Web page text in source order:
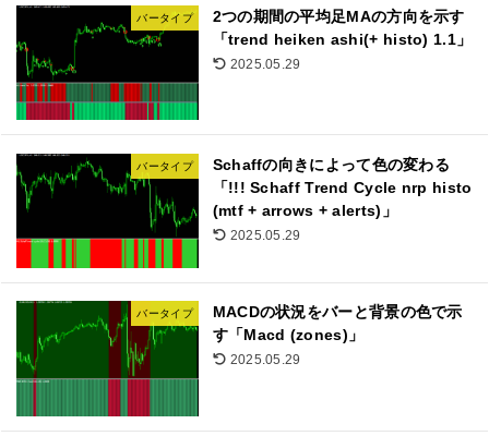
バータイプ
2つの期間の平均足MAの方向を示す
「trend heiken ashi(+ histo) 1.1」
2025.05.29
バータイプ
Schaffの向きによって色の変わる
「!!! Schaff Trend Cycle nrp histo
(mtf + arrows + alerts)」
2025.05.29
バータイプ
MACDの状況をバーと背景の色で示
す「Macd (zones)」
2025.05.29